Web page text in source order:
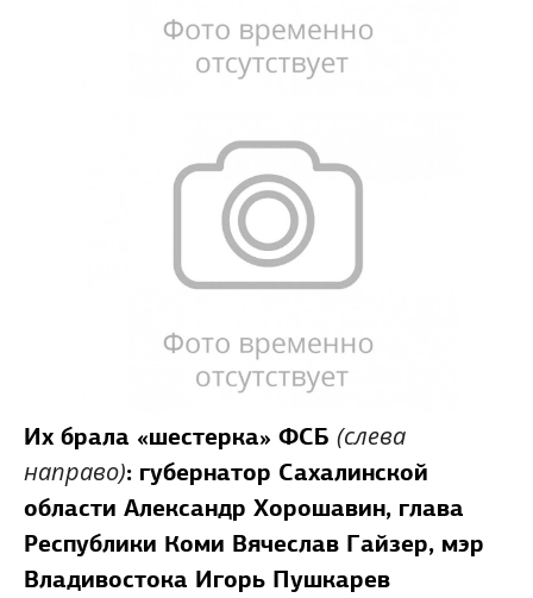
Их брала «шестерка» ФСБ (слева
направо): губернатор Сахалинской
области Александр Хорошавин, глава
Республики Коми Вячеслав Гайзер, мэр
Владивостока Игорь Пушкарев